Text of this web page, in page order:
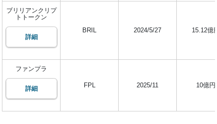
ブリリアンクリプ
トトークン
詳細
BRIL 2024/5/27 15.12億
ファンプラ
詳細
FPL 2025/11 10億円